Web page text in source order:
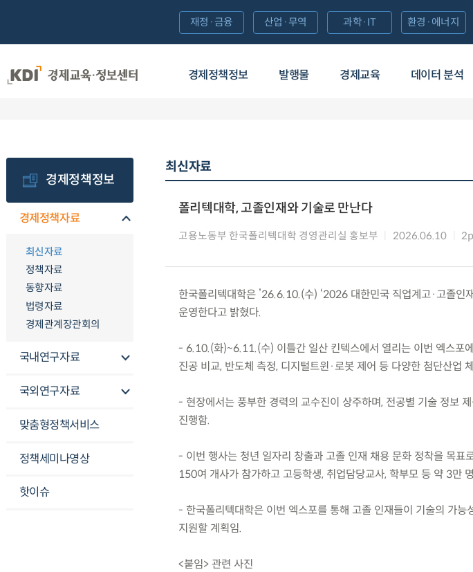
경제정책정보 발행물 경제교육 데이터 분석
재정·금융 산업·무역 과학·IT 환경·에너지
경제정책정보
경제정책자료
최신자료
정책자료
동향자료
법령자료
경제관계장관회의
국내연구자료
국외연구자료
맞춤형정책서비스
정책세미나영상
핫이슈
최신자료
폴리텍대학, 고졸인재와 기술로 만난다
고용노동부 한국폴리텍대학 경영관리실 홍보부 2026.06.10 2p
한국폴리텍대학은 ’26.6.10.(수) ‘2026 대한민국 직업계고·고졸인
운영한다고 밝혔다.
- 6.10.(화)~6.11.(수) 이틀간 일산 킨텍스에서 열리는 이번 엑스포
진공 비교, 반도체 측정, 디지털트윈·로봇 제어 등 다양한 첨단산업
- 현장에서는 풍부한 경력의 교수진이 상주하며, 전공별 기술 정보
진행함.
- 이번 행사는 청년 일자리 창출과 고졸 인재 채용 문화 정착을 목표
150여 개사가 참가하고 고등학생, 취업담당교사, 학부모 등 약 3만
- 한국폴리텍대학은 이번 엑스포를 통해 고졸 인재들이 기술의 가능
지원할 계획임.
<붙임> 관련 사진